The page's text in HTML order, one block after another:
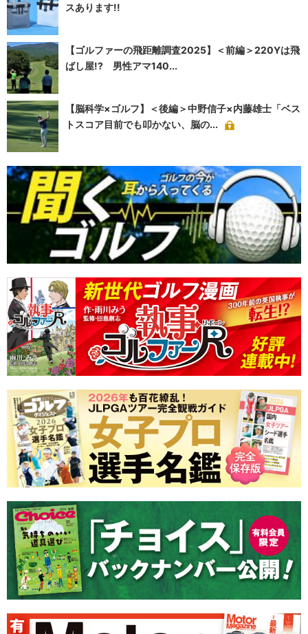
スあります!!
【ゴルファーの飛距離調査2025】＜前編＞220Yは飛
ばし屋!? 男性アマ140...
【脳科学×ゴルフ】＜後編＞中野信子×内藤雄士「ベス
トスコア目前でも叩かない、脳の...